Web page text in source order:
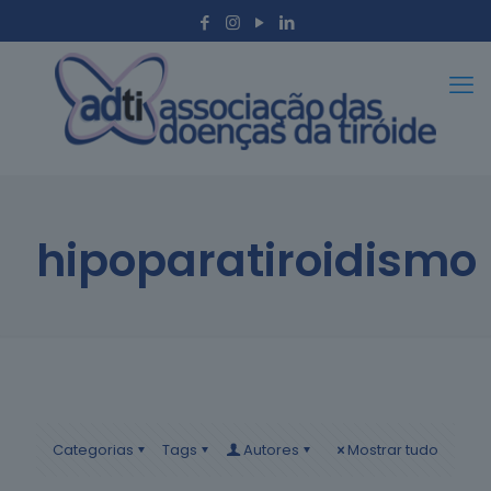
hipoparatiroidismo
Categorias Tags Autores Mostrar tudo